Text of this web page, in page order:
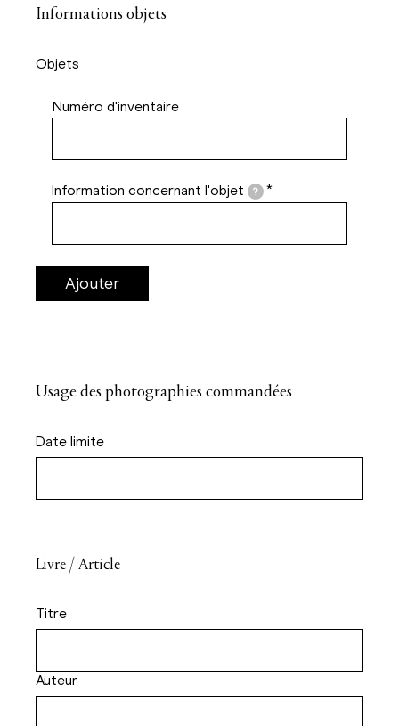
Informations objets
Objets
Numéro d'inventaire
Information concernant l'objet ? *
Usage des photographies commandées
Date limite
Livre / Article
Titre
Auteur